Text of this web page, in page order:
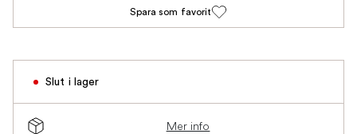
Spara som favorit
Slut i lager
Mer info